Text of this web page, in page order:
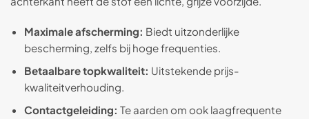
Maximale afscherming: Biedt uitzonderlijke
bescherming, zelfs bij hoge frequenties.
Betaalbare topkwaliteit: Uitstekende prijs-
kwaliteitverhouding.
Contactgeleiding: Te aarden om ook laagfrequente